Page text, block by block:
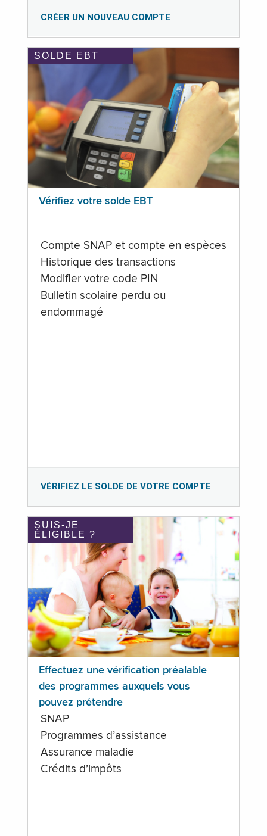
CRÉER UN NOUVEAU COMPTE
SOLDE EBT
Vérifiez votre solde EBT
Compte SNAP et compte en espèces
Historique des transactions
Modifier votre code PIN
Bulletin scolaire perdu ou
endommagé
VÉRIFIEZ LE SOLDE DE VOTRE COMPTE
SUIS-JE
ÉLIGIBLE ?
Effectuez une vérification préalable
des programmes auxquels vous
pouvez prétendre
SNAP
Programmes d’assistance
Assurance maladie
Crédits d’impôts